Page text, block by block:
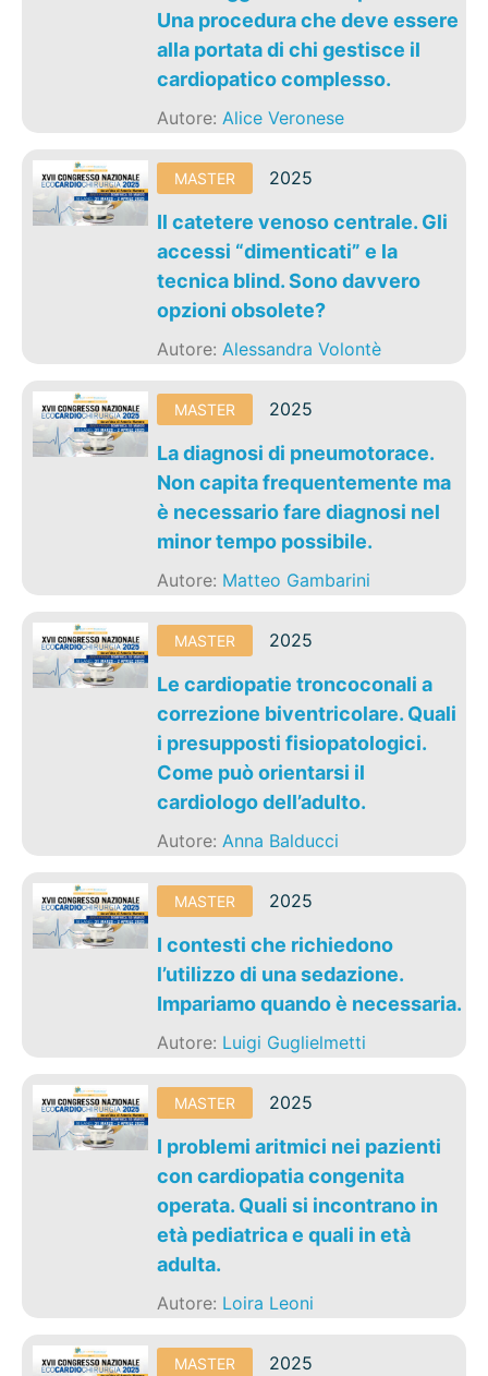
Una procedura che deve essere
alla portata di chi gestisce il
cardiopatico complesso.
Autore:Alice Veronese
MASTER 2025
Il catetere venoso centrale. Gli
accessi “dimenticati” e la
tecnica blind. Sono davvero
opzioni obsolete?
Autore:Alessandra Volontè
MASTER 2025
La diagnosi di pneumotorace.
Non capita frequentemente ma
è necessario fare diagnosi nel
minor tempo possibile.
Autore: Matteo Gambarini
MASTER 2025
Le cardiopatie troncoconali a
correzione biventricolare. Quali
i presupposti fisiopatologici.
Come può orientarsi il
cardiologo dell’adulto.
Autore:Anna Balducci
MASTER 2025
I contesti che richiedono
l’utilizzo di una sedazione.
Impariamo quando è necessaria.
Autore: Luigi Guglielmetti
MASTER 2025
I problemi aritmici nei pazienti
con cardiopatia congenita
operata. Quali si incontrano in
età pediatrica e quali in età
adulta.
Autore: Loira Leoni
MASTER 2025